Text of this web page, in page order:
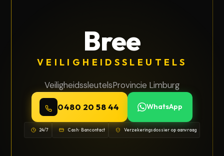
Bree
VEILIGHEIDSSLEUTELS
VeiligheidssleutelsProvincie Limburg
0480 20 58 44 WhatsApp
24/7 Cash · Bancontact Verzekeringsdossier op aanvraag